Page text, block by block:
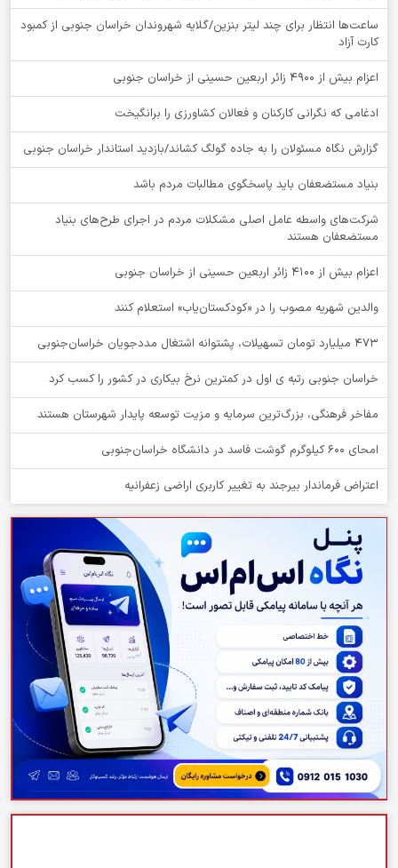
ساعت‌ها انتظار برای چند لیتر بنزین/گلایه شهروندان خراسان جنوبی از کمبود
کارت آزاد
اعزام بیش از 4900 زائر اربعین حسینی از خراسان جنوبی
ادغامی که نگرانی کارکنان و فعالان کشاورزی را برانگیخت
گزارش نگاه مسئولان را به جاده گولگ کشاند/بازدید استاندار خراسان جنوبی
بنیاد مستضعفان باید پاسخگوی مطالبات مردم باشد
شرکت‌های واسطه عامل اصلی مشکلات مردم در اجرای طرح‌های بنیاد
مستضعفان هستند
اعزام بیش از 4100 زائر اربعین حسینی از خراسان جنوبی
والدین شهریه مصوب را در «کودکستان‌یاب» استعلام کنند
۴۷۳ میلیارد تومان تسهیلات، پشتوانه اشتغال مددجویان خراسان‌جنوبی
خراسان جنوبی رتبه ی اول در کمترین نرخ بیکاری در کشور را کسب کرد
مفاخر فرهنگی، بزرگ‌ترین سرمایه و مزیت توسعه پایدار شهرستان هستند
امحای ۶۰۰ کیلوگرم گوشت فاسد در دانشگاه خراسان‌جنوبی
اعتراض فرماندار بیرجند به تغییر کاربری اراضی زعفرانیه